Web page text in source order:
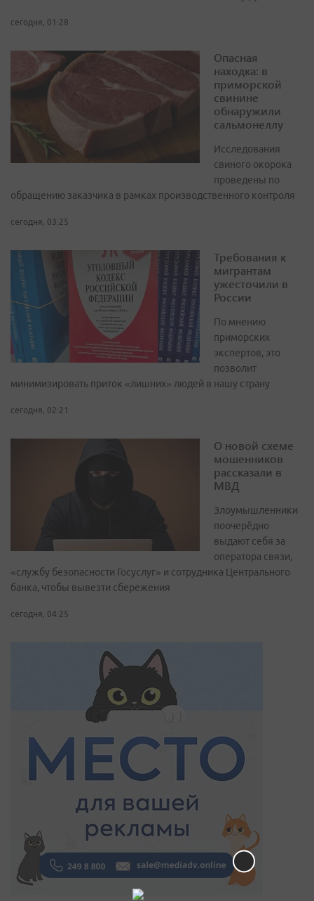
сегодня, 01:28
Опасная
находка: в
приморской
свинине
обнаружили
сальмонеллу
Исследования
свиного окорока
проведены по
обращению заказчика в рамках производственного контроля
сегодня, 03:25
Требования к
мигрантам
ужесточили в
России
По мнению
приморских
экспертов, это
позволит
минимизировать приток «лишних» людей в нашу страну
сегодня, 02:21
О новой схеме
мошенников
рассказали в
МВД
Злоумышленники
поочерёдно
выдают себя за
оператора связи,
«службу безопасности Госуслуг» и сотрудника Центрального
банка, чтобы вывезти сбережения
сегодня, 04:25